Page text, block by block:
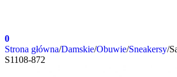
0
Strona główna/Damskie/Obuwie/Sneakersy/
S1108-872